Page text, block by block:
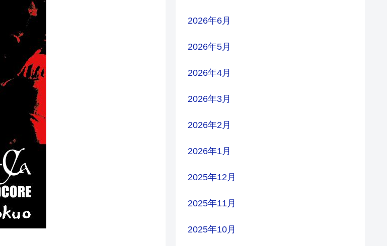
2026年6月
2026年5月
2026年4月
2026年3月
2026年2月
2026年1月
2025年12月
2025年11月
2025年10月